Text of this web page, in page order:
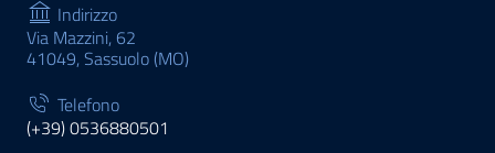
Indirizzo
Via Mazzini, 62
41049, Sassuolo (MO)
Telefono
(+39) 0536880501